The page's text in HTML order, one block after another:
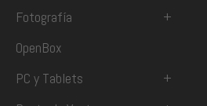
Fotografía
+
OpenBox
PC y Tablets
+